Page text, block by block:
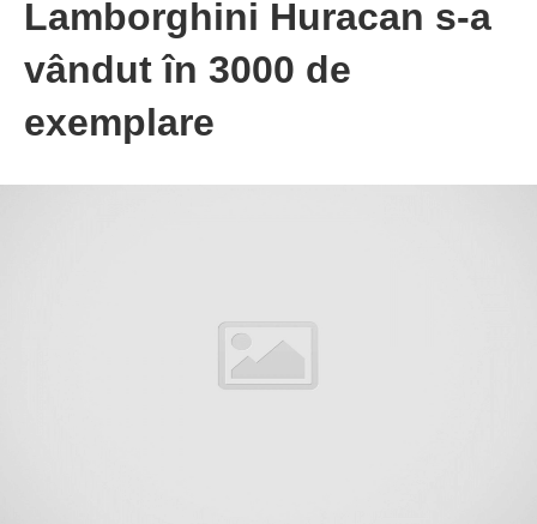
Lamborghini Huracan s-a
vândut în 3000 de
exemplare